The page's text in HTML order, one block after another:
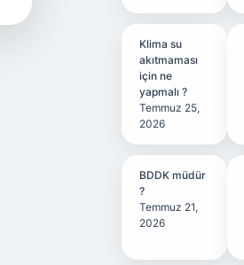
Klima su
akıtmaması
için ne
yapmalı ?
Temmuz 25,
2026
BDDK müdür
?
Temmuz 21,
2026